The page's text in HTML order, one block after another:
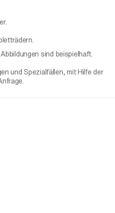
sind beispielhaft.
und Spezialfällen, mit Hilfe der